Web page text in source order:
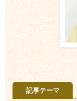
記事テーマ